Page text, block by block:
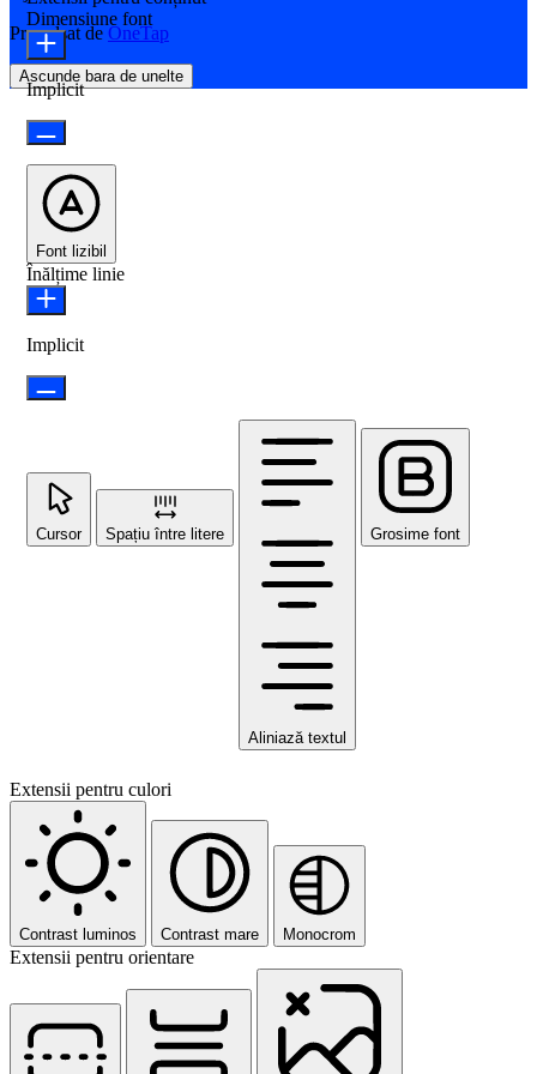
Propulsat de OneTap
Ascunde bara de unelte
Dimensiune font
Implicit
Font lizibil
Înălțime linie
Implicit
Cursor Spațiu între litere
Aliniază textul
Grosime font
Extensii pentru culori
Contrast luminos Contrast mare Monocrom
Extensii pentru orientare